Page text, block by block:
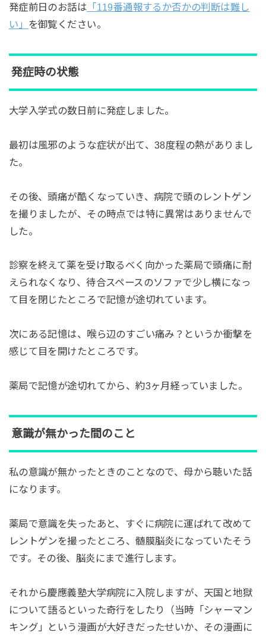
発症前日のお話は 「119番通報するか否かの判断は難し
い」 を御覧ください。
発症時の状態
大学入学式の数日前に発症しました。
最初は風邪のような症状が出て、38度程の熱がありまし
た。
その後、頭痛が酷くなっていき、病院で頭のレントゲン
を撮りましたが、その時点では特に異常はありませんで
した。
診察を終えて薬を受け取るべく向かった薬局で頭痛に耐
えられなくなり、待合スペースのソファで少し横になっ
て目を閉じたところで記憶が途切れています。
次にある記憶は、喉ら辺のすごい痛み？というか衝撃を
感じて目を開けたところです。
薬局で記憶が途切れてから、約3ヶ月経っていました。
意識が無かった間のこと
私の意識が無かったときのことなので、母から聴いた話
になります。
薬局で意識を失ったあと、すぐに病院に運ばれて改めて
レントゲンを撮ったところ、髄膜脳炎になっていたそう
です。その後、脳炎にまで進行します。
それから慶應義塾大学病院に入院しますが、天国と地獄
について語るといった奇行をしたり（当時「シャーマン
キング」という漫画が大好きだったせいか、その漫画に